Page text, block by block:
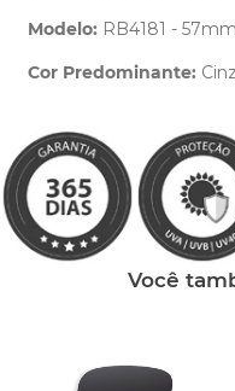
Modelo: RB4181 - 57mm
Cor Predominante:
Você